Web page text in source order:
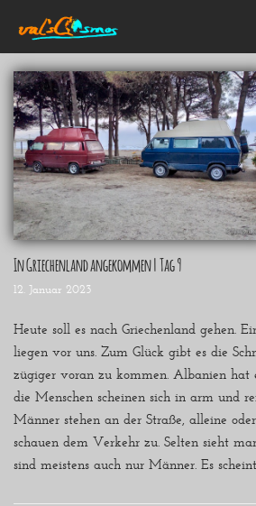
Zum
Inhalt
Startseite
Alle Beiträge
Blogroll
Mein Bulli
Über mich
Kontakt
In Griechenland angekommen | Tag 9
12. Januar 2023
Heute soll es nach Griechenland gehen.
liegen vor uns. Zum Glück gibt es die
zügiger voran zu kommen. Albanien hat
die Menschen scheinen sich in arm und
Männer stehen an der Straße, alleine
schauen dem Verkehr zu. Selten sieht
sind meistens auch nur Männer. Es